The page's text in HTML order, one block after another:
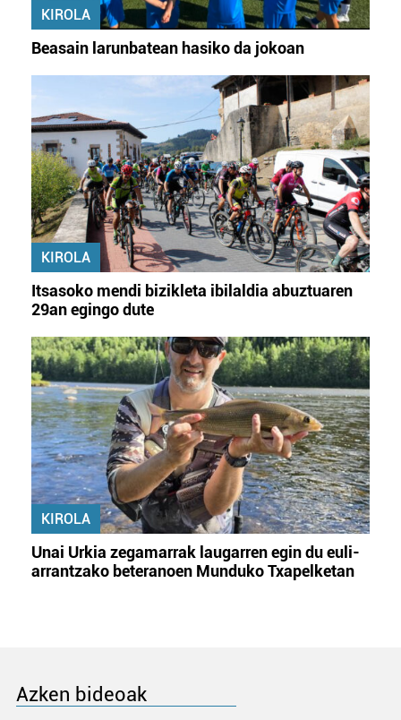
KIROLA
Beasain larunbatean hasiko da jokoan
KIROLA
Itsasoko mendi bizikleta ibilaldia abuztuaren
29an egingo dute
KIROLA
Unai Urkia zegamarrak laugarren egin du euli-
arrantzako beteranoen Munduko Txapelketan
Azken bideoak